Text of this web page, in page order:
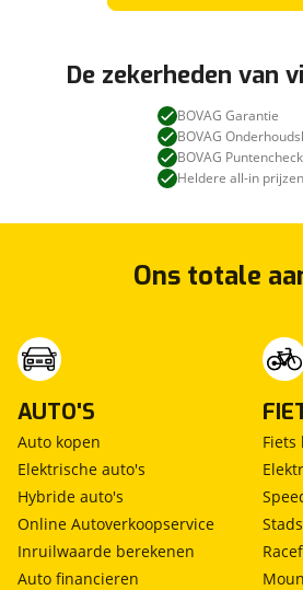
De zekerheden van
BOVAG Garantie
BOVAG
BOVAG Puntencheck
Heldere all-in prijzen
Ons totale
AUTO'S
Auto kopen
Elektrische auto's
Hybride auto's
Online Autoverkoopservice
Inruilwaarde berekenen
Auto financieren
Fiets